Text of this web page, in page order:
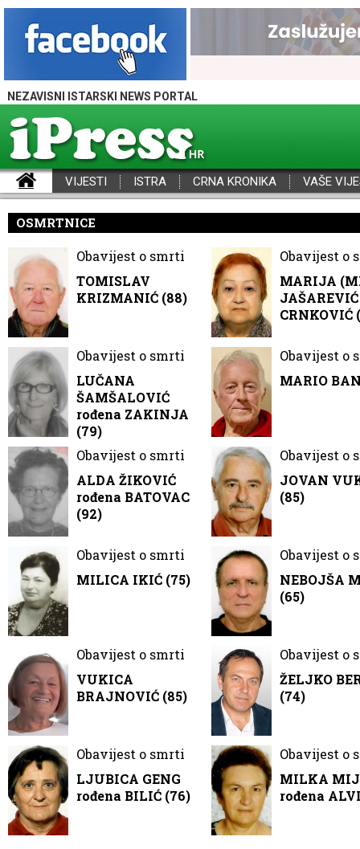
NEZAVISNI ISTARSKI NEWS PORTAL
VIJESTI ISTRA CRNA KRONIKA VAŠE
OSMRTNICE
Obavijest o smrti
TOMISLAV
KRIZMANIĆ (88)
Obavijest o
MARIJA
CRNKOVIĆ
Obavijest o smrti
LUČANA
ŠAMŠALOVIĆ
rođena ZAKINJA
(79)
Obavijest o
MARIO
Obavijest o smrti
ALDA ŽIKOVIĆ
rođena BATOVAC
(92)
Obavijest o
JOVAN
(85)
Obavijest o smrti
MILICA IKIĆ (75)
Obavijest o
NEBOJŠA
(65)
Obavijest o smrti
VUKICA
BRAJNOVIĆ (85)
Obavijest o
ŽELJKO
(74)
Obavijest o smrti
LJUBICA GENG
rođena BILIĆ (76)
Obavijest o
MILKA
rođena